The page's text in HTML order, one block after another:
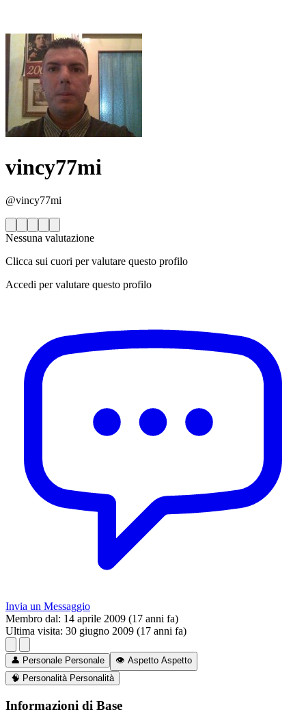
vincy77mi
@vincy77mi
Nessuna valutazione
Clicca sui cuori per valutare questo profilo
Accedi per valutare questo profilo
Invia un Messaggio
Membro dal: 14 aprile 2009 (17 anni fa)
Ultima visita: 30 giugno 2009 (17 anni fa)
👤 Personale Personale 👁️ Aspetto Aspetto
🧠 Personalità Personalità
Informazioni di Base